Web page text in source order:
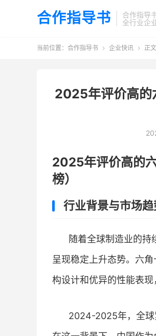
合作指导书
合作指导
全行业企
当前位置： 合作指导书  企业快讯  正文
2025年评价高的
2025年评价高的
榜）
行业背景与市场趋
随着全球制造业的
呈现稳定上升态势。六
构设计和优异的性能表现
2024-2025年，全球